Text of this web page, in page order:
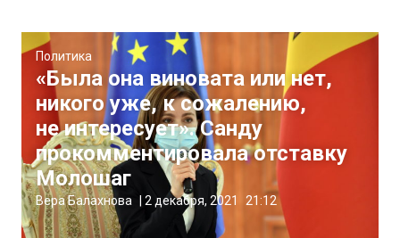
Политика
«Была она виновата или нет,
никого уже, к сожалению,
не интересует». Санду
прокомментировала отставку
Молошаг
Вера Балахнова 2 декабря, 2021 21:12